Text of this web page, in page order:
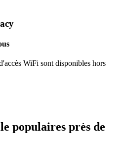
WiFi sont disponibles hors
populaires près de